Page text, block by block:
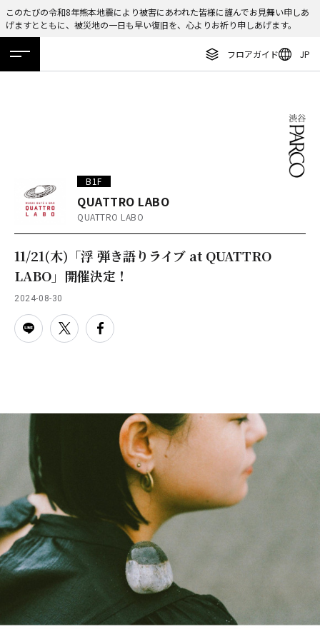
このたびの令和8年熊本地震により被害にあわれた皆様に謹んでお見舞い申しあ
げますとともに、被災地の一日も早い復旧を、心よりお祈り申しあげます。
フロアガイド JP
ホーム 特集 ニュース イベント アクセス
ニュース
TAX FREE
DELIVERY SERVICES
PARCOメンバーズ
オンラインストア
ENGLISH
繁体字
日本語
B1F
QUATTRO LABO
QUATTRO LABO
11/21(木)「浮 弾き語りライブ at QUATTRO
LABO」開催決定！
2024-08-30